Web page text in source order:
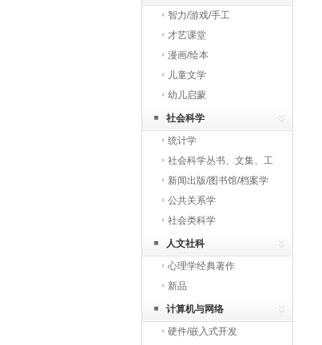
智力/游戏/手工
才艺课堂
漫画/绘本
儿童文学
幼儿启蒙
社会科学
统计学
社会科学丛书、文集、工
具书
新闻出版/图书馆/档案学
公共关系学
社会类科学
人文社科
心理学经典著作
新品
计算机与网络
硬件/嵌入式开发